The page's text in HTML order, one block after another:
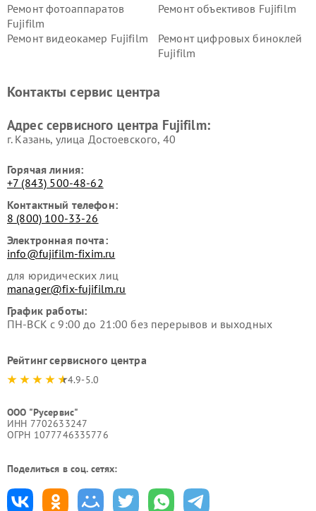
Ремонт фотоаппаратов
Fujifilm
Ремонт объективов Fujifilm
Ремонт видеокамер Fujifilm
Ремонт цифровых биноклей
Fujifilm
Контакты сервис центра
Адрес сервисного центра Fujifilm:
г. Казань, улица Достоевского, 40
Горячая линия:
+7 (843) 500-48-62
Контактный телефон:
8 (800) 100-33-26
Электронная почта:
info@fujifilm-fixim.ru
для юридических лиц
manager@fix-fujifilm.ru
График работы:
ПН-ВСК с 9:00 до 21:00 без перерывов и выходных
Рейтинг сервисного центра
4.9-5.0
ООО "Русервис"
ИНН 7702633247
ОГРН 1077746335776
Поделиться в соц. сетях: